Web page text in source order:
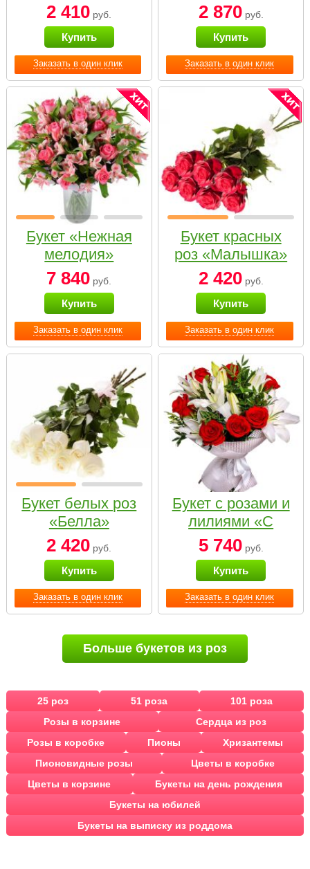
Заказать в один клик
2 410 руб.
Купить
Заказать в один клик
2 870руб.
Купить
Заказать в один клик
Букет «Нежная
мелодия»
7 840 руб.
Купить
Заказать в один клик
Букет красных
роз «Малышка»
2 420руб.
Купить
Заказать в один клик
Букет белых роз
«Белла»
2 420 руб.
Купить
Заказать в один клик
Букет с розами и
лилиями «С
наилучшими
пожеланиями»
5 740руб.
Купить
Больше букетов из роз
25 роз 51 роза
101 роза
Розы в корзине
Сердца из роз
Розы в коробке
Пионы
Хризантемы
Пионовидные розы
Цветы в коробке
Цветы в корзине
Букеты на день рождения
Букеты на юбилей
Букеты на выписку из роддома